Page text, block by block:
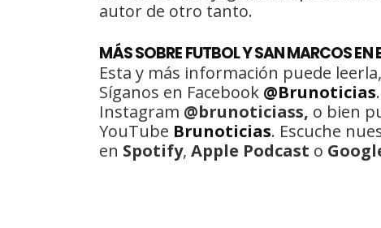
autor de otro tanto.
MÁS SOBRE FUTBOL Y SAN MARCOS
Esta y más información puede
Síganos en Facebook @Brunoticias
Instagram @brunoticiass, o bien
YouTube Brunoticias. Escuche
en Spotify, Apple Podcast o